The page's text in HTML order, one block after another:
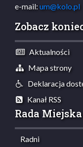
e-mail: um@kolo.pl
Zobacz
Aktualności
Mapa strony
Deklaracja
Kanał RSS
Rada Miejska
Radni